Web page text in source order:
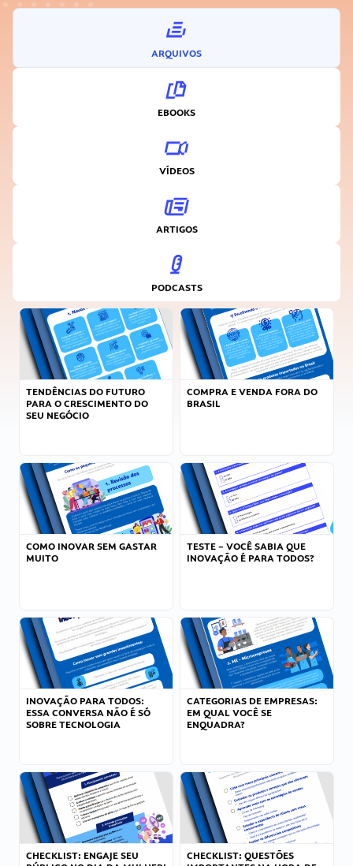
ARQUIVOS
EBOOKS
VÍDEOS
ARTIGOS
PODCASTS
TENDÊNCIAS DO FUTURO
PARA O CRESCIMENTO DO
SEU NEGÓCIO
COMPRA E VENDA FORA DO
BRASIL
COMO INOVAR SEM GASTAR
MUITO
TESTE – VOCÊ SABIA QUE
INOVAÇÃO É PARA TODOS?
INOVAÇÃO PARA TODOS:
ESSA CONVERSA NÃO É SÓ
SOBRE TECNOLOGIA
CATEGORIAS DE EMPRESAS:
EM QUAL VOCÊ SE
ENQUADRA?
CHECKLIST: ENGAJE SEU
CHECKLIST: QUESTÕES